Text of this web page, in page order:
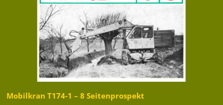
Mobilkran T174-1 – 8 Seitenprospekt